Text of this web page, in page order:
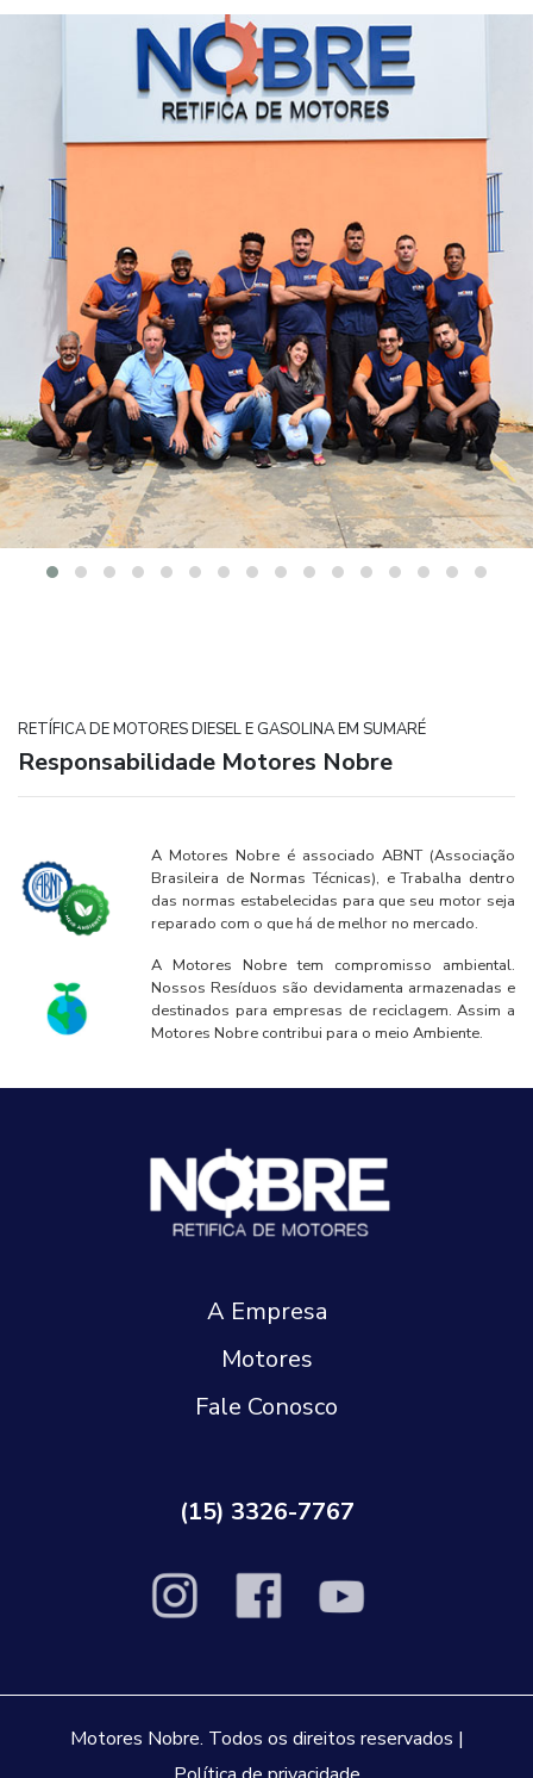
RETÍFICA DE MOTORES DIESEL E GASOLINA EM SUMARÉ
Responsabilidade Motores Nobre
A Motores Nobre é associado ABNT (Associação
Brasileira de Normas Técnicas), e Trabalha dentro
das normas estabelecidas para que seu motor seja
reparado com o que há de melhor no mercado.
A Motores Nobre tem compromisso ambiental.
Nossos Resíduos são devidamenta armazenadas e
destinados para empresas de reciclagem. Assim a
Motores Nobre contribui para o meio Ambiente.
A Empresa
Motores
Fale Conosco
(15) 3326-7767
Motores Nobre. Todos os direitos reservados |